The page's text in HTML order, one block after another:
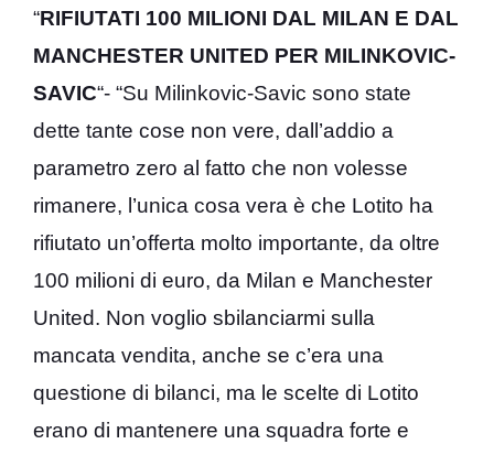
“RIFIUTATI 100 MILIONI DAL MILAN E DAL
MANCHESTER UNITED PER MILINKOVIC-
SAVIC“- “Su Milinkovic-Savic sono state
dette tante cose non vere, dall’addio a
parametro zero al fatto che non volesse
rimanere, l’unica cosa vera è che Lotito ha
rifiutato un’offerta molto importante, da oltre
100 milioni di euro, da Milan e Manchester
United. Non voglio sbilanciarmi sulla
mancata vendita, anche se c’era una
questione di bilanci, ma le scelte di Lotito
erano di mantenere una squadra forte e